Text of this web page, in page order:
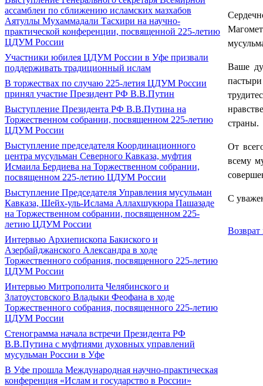
ассамблеи по сближению исламских мазхабов
Аятуллы Мухаммадали Тасхири на научно-
практической конференции, посвященной 225-летию
ЦДУМ России
Участники юбилея ЦДУМ России в Уфе призвали
поддерживать традиционный ислам
В торжествах по случаю 225-летия ЦДУМ России
принял участие Президент РФ В.В.Путин
Выступление Президента РФ В.В.Путина на
Торжественном собрании, посвященном 225-летию
ЦДУМ России
Выступление председателя Координационного
центра мусульман Северного Кавказа, муфтия
Исмаила Бердиева на Торжественном собрании,
посвященном 225-летию ЦДУМ России
Выступление Председателя Управления мусульман
Кавказа, Шейх-уль-Ислама Аллахшукюра Пашазаде
на Торжественном собрании, посвященном 225-
летию ЦДУМ России
Интервью Архиепископа Бакиского и
Азербайджанского Александра в ходе
Торжественного собрания, посвященного 225-летию
ЦДУМ России
Интервью Митрополита Челябинского и
Златоустовского Владыки Феофана в ходе
Торжественного собрания, посвященного 225-летию
ЦДУМ России
Стенограмма начала встречи Президента РФ
В.В.Путина с муфтиями духовных управлений
мусульман России в Уфе
В Уфе прошла Международная научно-практическая
конференция «Ислам и государство в России»
Ваше
страны.
От
всему
С
Возврат